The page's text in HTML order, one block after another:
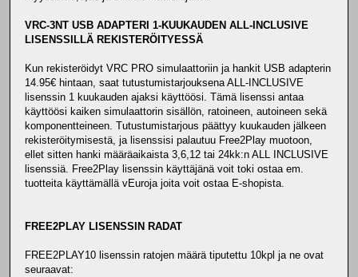
VRC-3NT USB ADAPTERI 1-KUUKAUDEN ALL-INCLUSIVE
LISENSSILLÄ REKISTERÖITYESSÄ
Kun rekisteröidyt VRC PRO simulaattoriin ja hankit USB adapterin
14.95€ hintaan, saat tutustumistarjouksena ALL-INCLUSIVE
lisenssin 1 kuukauden ajaksi käyttöösi. Tämä lisenssi antaa
käyttöösi kaiken simulaattorin sisällön, ratoineen, autoineen sekä
komponentteineen. Tutustumistarjous päättyy kuukauden jälkeen
rekisteröitymisestä, ja lisenssisi palautuu Free2Play muotoon,
ellet sitten hanki määräaikaista 3,6,12 tai 24kk:n ALL INCLUSIVE
lisenssiä. Free2Play lisenssin käyttäjänä voit toki ostaa em.
tuotteita käyttämällä vEuroja joita voit ostaa E-shopista.
FREE2PLAY LISENSSIN RADAT
FREE2PLAY10 lisenssin ratojen määrä tiputettu 10kpl ja ne ovat
seuraavat: